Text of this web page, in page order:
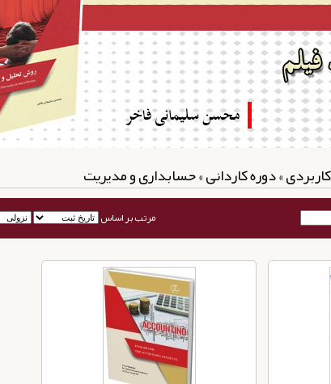
» دوره کاردانی » حسابداری و مدیریت
مرتب بر اساس